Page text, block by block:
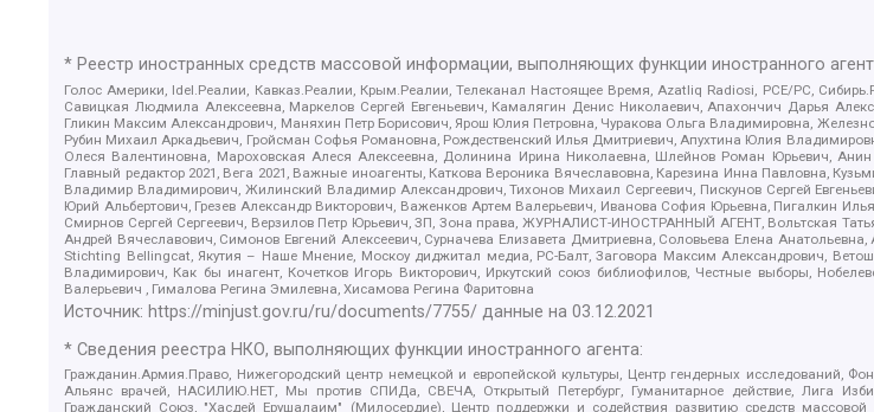
* Реестр иностранных средств массовой информации, выполняющих функции иностранного
Голос Америки, Idel.Реалии, Кавказ.Реалии, Крым.Реалии, Телеканал Настоящее Время, Azatliq Radiosi, PCE/PC,
Савицкая Людмила Алексеевна, Маркелов Сергей Евгеньевич, Камалягин Денис Николаевич, Апахончич Дарья
Гликин Максим Александрович, Маняхин Петр Борисович, Ярош Юлия Петровна, Чуракова Ольга Владимировна,
Рубин Михаил Аркадьевич, Гройсман Софья Романовна, Рождественский Илья Дмитриевич, Апухтина Юлия
Олеся Валентиновна, Мароховская Алеся Алексеевна, Долинина Ирина Николаевна, Шлейнов Роман Юрьевич,
Главный редактор 2021, Вега 2021, Важные иноагенты, Каткова Вероника Вячеславовна, Карезина Инна Павловна,
Владимир Владимирович, Жилинский Владимир Александрович, Тихонов Михаил Сергеевич, Пискунов Сергей
Юрий Альбертович, Грезев Александр Викторович, Важенков Артем Валерьевич, Иванова София Юрьевна, Пигалкин
Смирнов Сергей Сергеевич, Верзилов Петр Юрьевич, ЗП, Зона права, ЖУРНАЛИСТ-ИНОСТРАННЫЙ АГЕНТ, Вольтская
Андрей Вячеславович, Симонов Евгений Алексеевич, Сурначева Елизавета Дмитриевна, Соловьева Елена
Stichting Bellingcat, Якутия – Наше Мнение, Москоу диджитал медиа, РС-Балт, Заговора Максим Александрович,
Владимирович, Как бы инагент, Кочетков Игорь Викторович, Иркутский союз библиофилов, Честные выборы,
Валерьевич , Гималова Регина Эмилевна, Хисамова Регина Фаритовна
Источник: https://minjust.gov.ru/ru/documents/7755/ данные на03.12.2021
* Сведения реестра НКО, выполняющих функции иностранного агента:
Гражданин.Армия.Право, Нижегородский центр немецкой и европейской культуры, Центр гендерных исследований,
Альянс врачей, НАСИЛИЮ.НЕТ, Мы против СПИДа, СВЕЧА, Открытый Петербург, Гуманитарное действие, Лига
Гражданский Союз, "Хасдей Ерушалаим" (Милосердие), Центр поддержки и содействия развитию средств